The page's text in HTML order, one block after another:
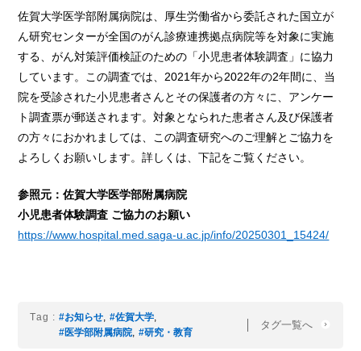
佐賀大学医学部附属病院は、厚生労働省から委託された国立が
ん研究センターが全国のがん診療連携拠点病院等を対象に実施
する、がん対策評価検証のための「小児患者体験調査」に協力
しています。この調査では、2021年から2022年の2年間に、当
院を受診された小児患者さんとその保護者の方々に、アンケー
ト調査票が郵送されます。対象となられた患者さん及び保護者
の方々におかれましては、この調査研究へのご理解とご協力を
よろしくお願いします。詳しくは、下記をご覧ください。
参照元：佐賀大学医学部附属病院
小児患者体験調査 ご協力のお願い
https://www.hospital.med.saga-u.ac.jp/info/20250301_15424/
Tag : #お知らせ, #佐賀大学,
#医学部附属病院, #研究・教育
タグ一覧へ